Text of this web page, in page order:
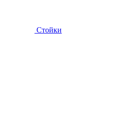
Стойки